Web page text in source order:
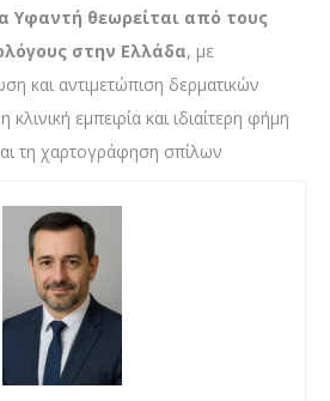
Υφαντή θεωρείται από τους
στην Ελλάδα, με
και αντιμετώπιση δερματικών
εμπειρία και ιδιαίτερη φήμη
τη χαρτογράφηση σπίλων